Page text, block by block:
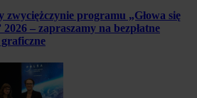
zwyciężczynie programu „Głowa się
2026 – zapraszamy na bezpłatne